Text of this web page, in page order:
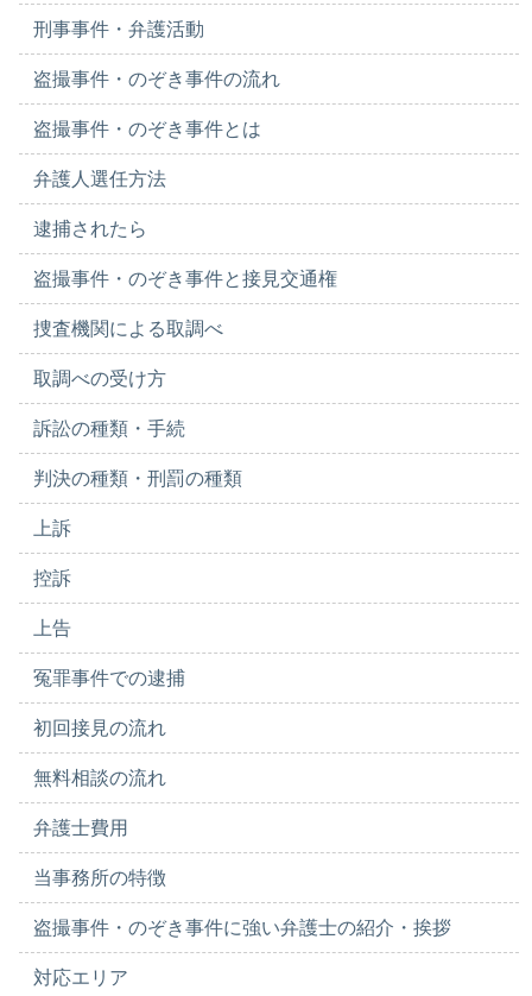
刑事事件・弁護活動
盗撮事件・のぞき事件の流れ
盗撮事件・のぞき事件とは
弁護人選任方法
逮捕されたら
盗撮事件・のぞき事件と接見交通権
捜査機関による取調べ
取調べの受け方
訴訟の種類・手続
判決の種類・刑罰の種類
上訴
控訴
上告
冤罪事件での逮捕
初回接見の流れ
無料相談の流れ
弁護士費用
当事務所の特徴
盗撮事件・のぞき事件に強い弁護士の紹介・挨拶
対応エリア